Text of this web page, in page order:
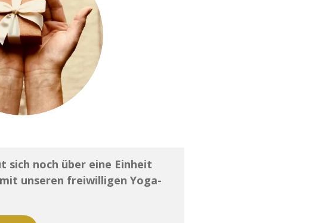
sich noch über eine Einheit
mit unseren freiwilligen Yoga-